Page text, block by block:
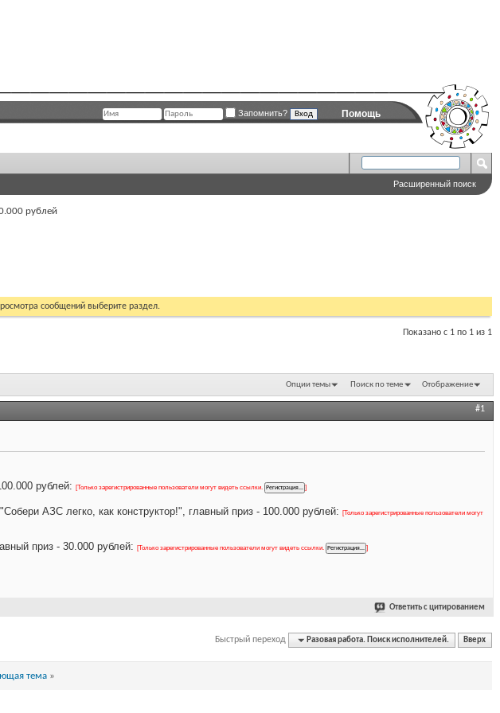
Помощь
Запомнить?
Расширенный поиск
рублей
сообщений выберите раздел.
Показано с 1 по 1 из 1
Опции темы Поиск по теме Отображение
#1
рублей:
[Только зарегистрированные пользователи могут видеть ссылки. ]
АЗС легко, как конструктор!", главный приз - 100.000 рублей:
[Только зарегистрированные пользователи могут
приз - 30.000 рублей: [Только зарегистрированные пользователи могут видеть ссылки. ]
Ответить с цитированием
Быстрый переход Разовая работа. Поиск исполнителей. Вверх
тема »